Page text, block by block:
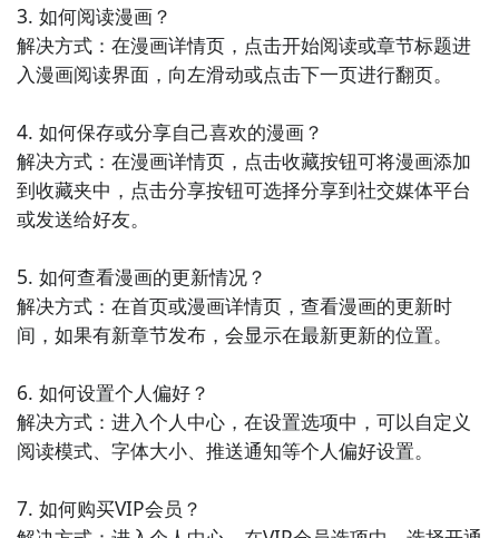
漫画爱好者交流互动。
6. 《知乎日报》- 这是一款集新闻资讯、故事分享和精
会热点、科技趋势和文化观点，满足自己对于多样化内
容的阅读需求。
7. 《漫客栈》- 这款APP提供了大量的热门漫画作品，
读和分享自己喜欢的漫画，还可以参与到漫画社区中与
其他漫迷交流互动。
各类图书、杂志和文学作品。用户可以在这里发现新的
阅读兴趣、获取推荐书单和与其他读者交流分享读书心
得。
9. 《布卡漫画》- 这款APP汇集了大量的漫画作品，包
3. 如何阅读漫画？
解决方式：在漫画详情页，点击开始阅读或章节标题进
入漫画阅读界面，向左滑动或点击下一页进行翻页。
4. 如何保存或分享自己喜欢的漫画？
解决方式：在漫画详情页，点击收藏按钮可将漫画添加
到收藏夹中，点击分享按钮可选择分享到社交媒体平台
或发送给好友。
5. 如何查看漫画的更新情况？
解决方式：在首页或漫画详情页，查看漫画的更新时
间，如果有新章节发布，会显示在最新更新的位置。
6. 如何设置个人偏好？
解决方式：进入个人中心，在设置选项中，可以自定义
阅读模式、字体大小、推送通知等个人偏好设置。
7. 如何购买VIP会员？